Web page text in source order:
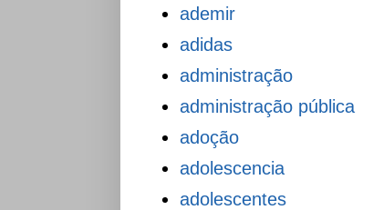
ademir
adidas
administração
administração pública
adoção
adolescencia
adolescentes